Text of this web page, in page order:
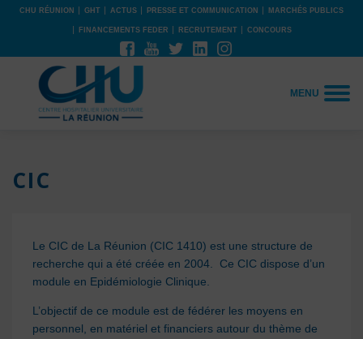
CHU RÉUNION GHT ACTUS PRESSE ET COMMUNICATION MARCHÉS PUBLICS
FINANCEMENTS FEDER RECRUTEMENT CONCOURS
MENU
CIC
Le CIC de La Réunion (CIC 1410) est une structure de
recherche qui a été créée en 2004. Ce CIC dispose d’un
module en Epidémiologie Clinique.
L’objectif de ce module est de fédérer les moyens en
personnel, en matériel et financiers autour du thème de